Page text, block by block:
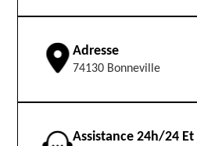
Adresse
74130 Bonneville
Assistance 24h/24